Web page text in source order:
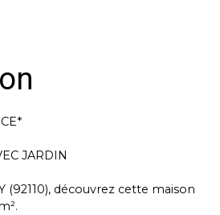
JARDIN
(92110), découvrez cette maison